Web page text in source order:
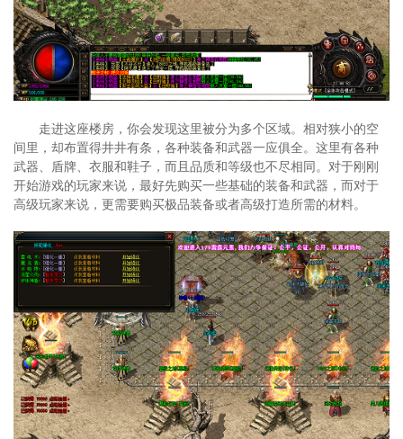
走进这座楼房，你会发现这里被分为多个区域。相对狭小的空
间里，却布置得井井有条，各种装备和武器一应俱全。这里有各种
武器、盾牌、衣服和鞋子，而且品质和等级也不尽相同。对于刚刚
开始游戏的玩家来说，最好先购买一些基础的装备和武器，而对于
高级玩家来说，更需要购买极品装备或者高级打造所需的材料。